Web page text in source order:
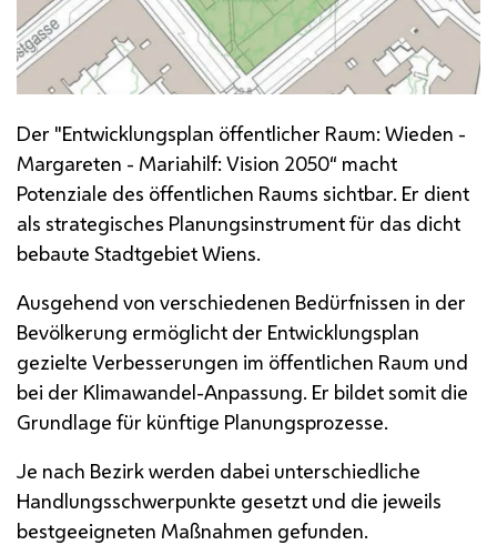
Der "Entwicklungsplan öffentlicher Raum: Wieden -
Margareten - Mariahilf: Vision 2050“ macht
Potenziale des öffentlichen Raums sichtbar. Er dient
als strategisches Planungsinstrument für das dicht
bebaute Stadtgebiet Wiens.
Ausgehend von verschiedenen Bedürfnissen in der
Bevölkerung ermöglicht der Entwicklungsplan
gezielte Verbesserungen im öffentlichen Raum und
bei der Klimawandel-Anpassung. Er bildet somit die
Grundlage für künftige Planungsprozesse.
Je nach Bezirk werden dabei unterschiedliche
Handlungsschwerpunkte gesetzt und die jeweils
bestgeeigneten Maßnahmen gefunden.